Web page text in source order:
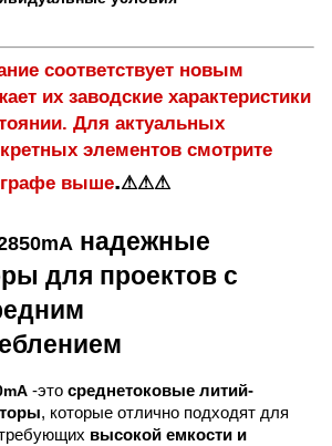
соответствует новым
их заводские характеристики
Для актуальных
элементов смотрите
выше.⚠⚠⚠
надежные
для проектов с
-это среднетоковые литий-
, которые отлично подходят для
высокой емкости и